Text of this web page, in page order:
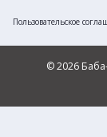
Пользовательское
© 2026